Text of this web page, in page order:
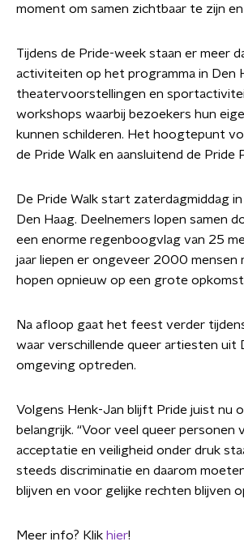
moment om samen zichtbaar te zijn
Tijdens de Pride-week staan er meer
activiteiten op het programma in Den
theatervoorstellingen en
workshops waarbij bezoekers hun
kunnen schilderen. Het hoogtepunt
de Pride Walk en aansluitend de Pride
De Pride Walk start zaterdagmiddag
Den Haag. Deelnemers lopen samen
een enorme regenboogvlag van 25
jaar liepen er ongeveer 2000 mensen
hopen opnieuw op een grote
Na afloop gaat het feest verder
waar verschillende queer artiesten uit
omgeving optreden.
Volgens Henk-Jan blijft Pride juist nu
belangrijk. “Voor veel queer
acceptatie en veiligheid onder druk
steeds discriminatie en daarom
blijven en voor gelijke rechten blijven
Meer info? Klik hier!